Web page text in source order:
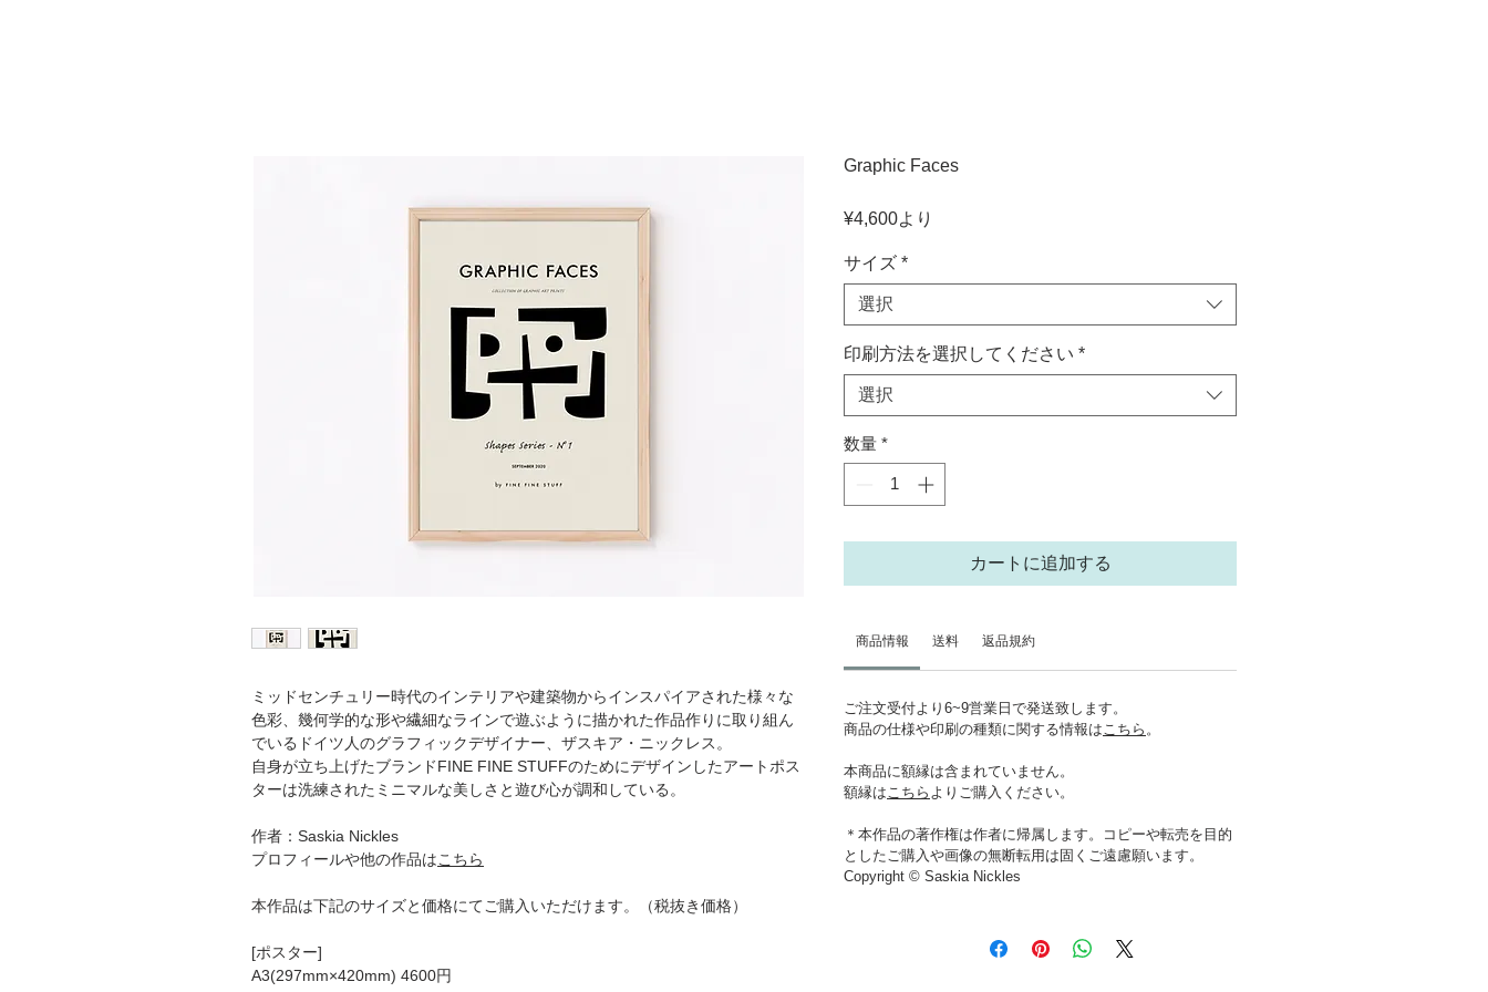
ミッドセンチュリー時代のインテリアや建築物からインスパイアされた様々な
色彩、幾何学的な形や繊細なラインで遊ぶように描かれた作品作りに取り組ん
でいるドイツ人のグラフィックデザイナー、ザスキア・ニックレス。
自身が立ち上げたブランドFINE FINE STUFFのためにデザインしたアートポス
ターは洗練されたミニマルな美しさと遊び心が調和している。
作者：Saskia Nickles
プロフィールや他の作品はこちら
本作品は下記のサイズと価格にてご購入いただけます。（税抜き価格）
[ポスター]
A3(297mm×420mm) 4600円
Graphic Faces
¥4,600より
価
サイズ *
選択
印刷方法を選択してください *
選択
数量 *
カートに追加する
商品情報 送料 返品規約
ご注文受付より6~9営業日で発送致します。
商品の仕様や印刷の種類に関する情報は こちら 。
本商品に額縁は含まれていません。
額縁は こちら よりご購入ください。
＊本作品の著作権は作者に帰属します。コピーや転売を目的
としたご購入や画像の無断転用は固くご遠慮願います。
Copyright © Saskia Nickles